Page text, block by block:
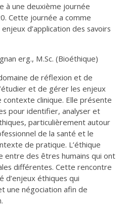
à une deuxième journée
Cette journée a comme
d’application des savoirs
erg., M.Sc. (Bioéthique)
de réflexion et de
et de gérer les enjeux
contexte clinique. Elle présente
pour identifier, analyser et
particulièrement autour
de la santé et le
de pratique. L’éthique
entre des êtres humains qui ont
différentes. Cette rencontre
d’enjeux éthiques qui
une négociation afin de